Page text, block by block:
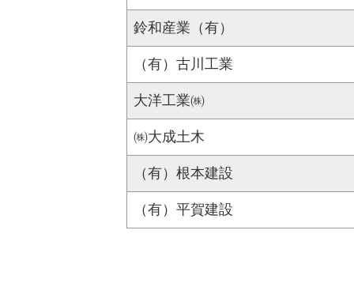
鈴和産業（有）
（有）古川工業
大洋工業㈱
㈱大成土木
（有）根本建設
（有）平賀建設